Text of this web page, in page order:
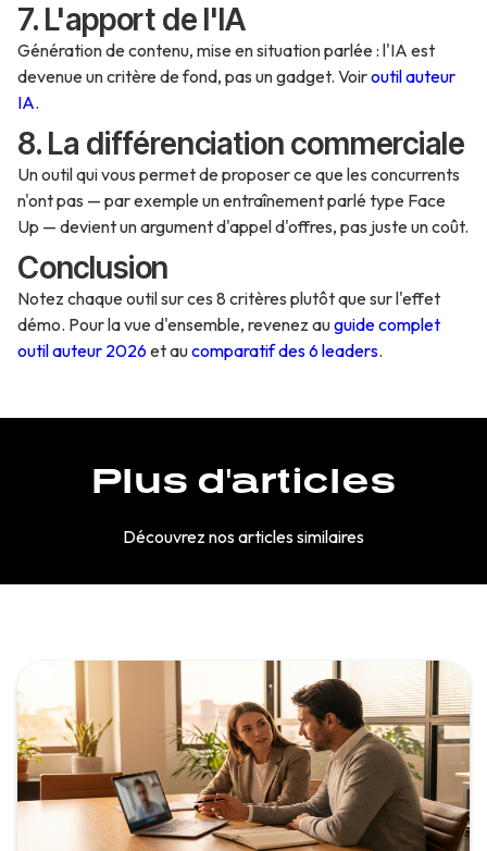
7. L'apport de l'IA
Génération de contenu, mise en situation parlée : l'IA est
devenue un critère de fond, pas un gadget. Voiroutil auteur
IA.
8. La différenciation commerciale
Un outil qui vous permet de proposer ce que les concurrents
n'ont pas — par exemple un entraînement parlé type Face
Up — devient un argument d'appel d'offres, pas juste un coût.
Conclusion
Notez chaque outil sur ces 8 critères plutôt que sur l'effet
démo. Pour la vue d'ensemble, revenez auguide complet
outil auteur 2026et aucomparatif des 6 leaders.
Plus d'articles
Découvrez nos articles similaires